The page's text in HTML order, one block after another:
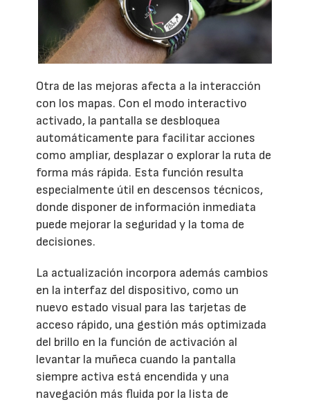
Otra de las mejoras afecta a la interacción
con los mapas. Con el modo interactivo
activado, la pantalla se desbloquea
automáticamente para facilitar acciones
como ampliar, desplazar o explorar la ruta de
forma más rápida. Esta función resulta
especialmente útil en descensos técnicos,
donde disponer de información inmediata
puede mejorar la seguridad y la toma de
decisiones.
La actualización incorpora además cambios
en la interfaz del dispositivo, como un
nuevo estado visual para las tarjetas de
acceso rápido, una gestión más optimizada
del brillo en la función de activación al
levantar la muñeca cuando la pantalla
siempre activa está encendida y una
navegación más fluida por la lista de